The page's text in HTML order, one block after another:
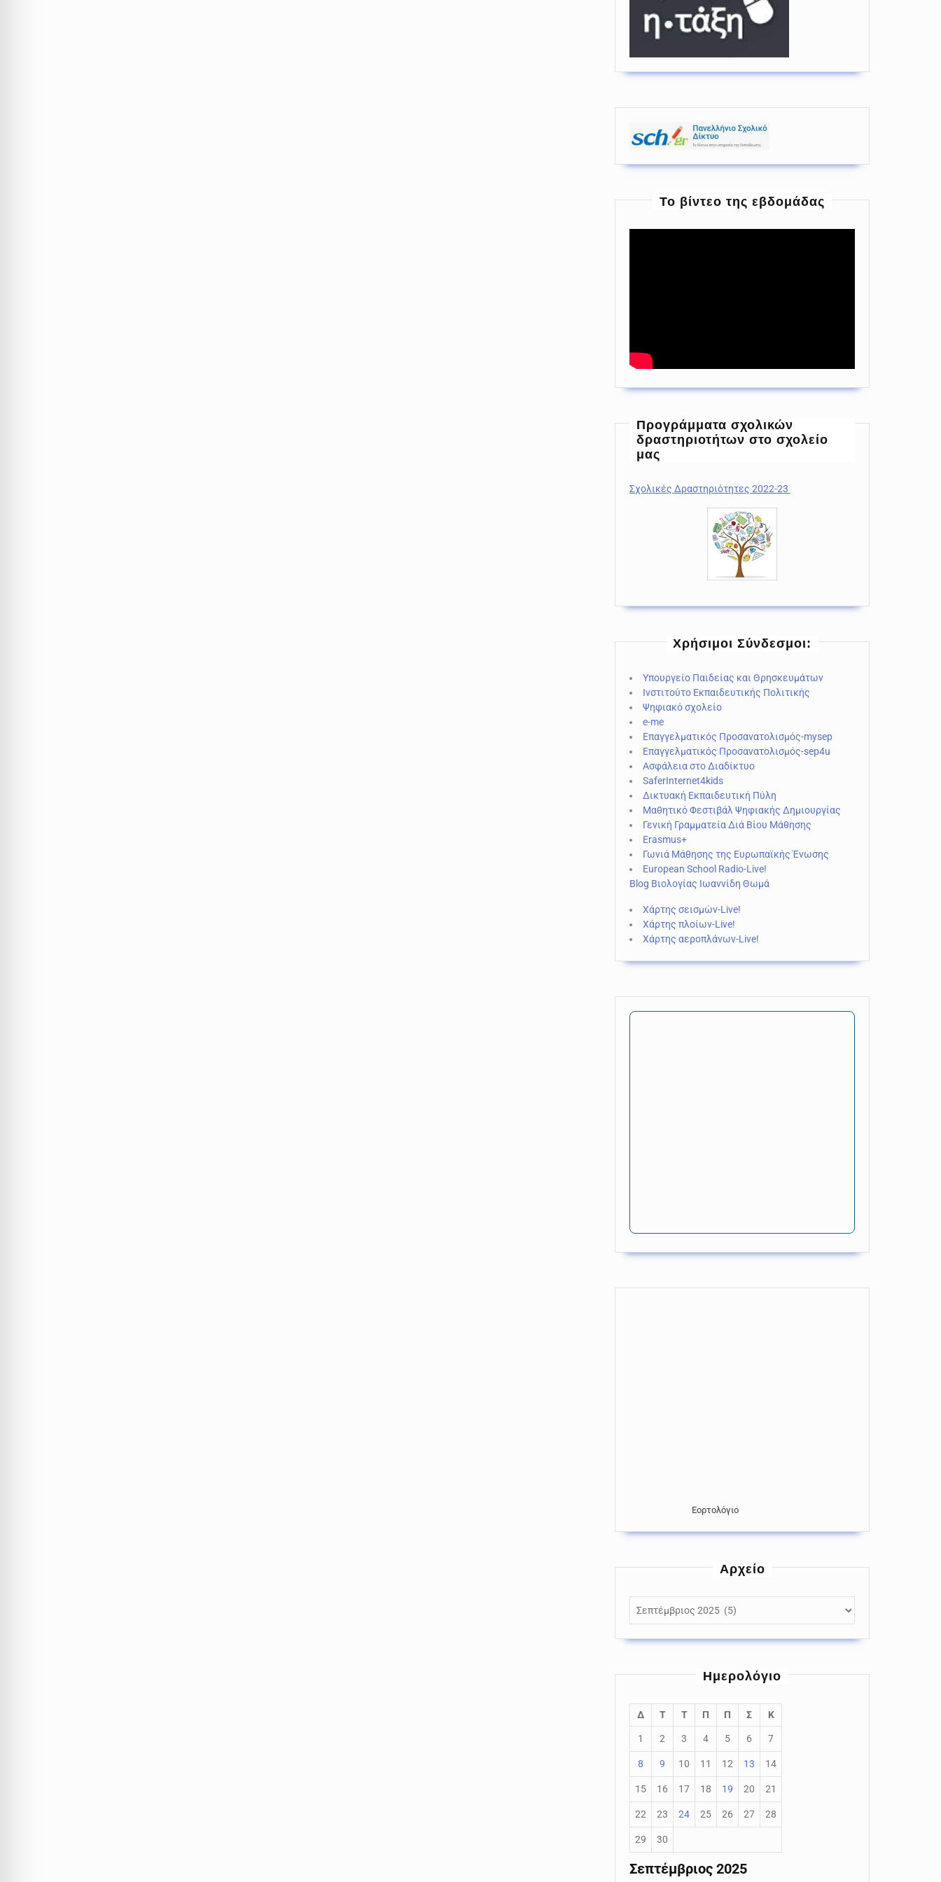
To βίντεο της εβδομάδας
Προγράμματα σχολικών
δραστηριοτήτων στο σχολείο
μας
Σχολικές Δραστηριότητες 2022-23
Χρήσιμοι Σύνδεσμοι:
Υπουργείο Παιδείας και Θρησκευμάτων
Ινστιτούτο Εκπαιδευτικής Πολιτικής
Ψηφιακό σχολείο
e-me
Επαγγελματικός Προσανατολισμός-mysep
Επαγγελματικός Προσανατολισμός-sep4u
Ασφάλεια στο Διαδίκτυο
SaferInternet4kids
Δικτυακή Εκπαιδευτική Πύλη
Μαθητικό Φεστιβάλ Ψηφιακής Δημιουργίας
Γενική Γραμματεία Διά Βίου Μάθησης
Erasmus+
Γωνιά Μάθησης της Ευρωπαϊκής Ένωσης
European School Radio-Live!
Blog Βιολογίας Ιωαννίδη Θωμά
Χάρτης σεισμών-Live!
Χάρτης πλοίων-Live!
Χάρτης αεροπλάνων-Live!
Εορτολόγιο
Αρχείο
Ημερολόγιο
Σεπτέμβριος 2025
Δ Τ Τ Π Π Σ Κ
1 2 3 4 5 6 7
8 9 10 11 12 13 14
15 16 17 18 19 20 21
22 23 24 25 26 27 28
29 30